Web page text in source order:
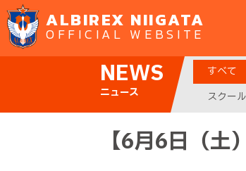
ALBIREX NIIGATA
OFFICIAL WEBSITE
NEWS
ニュース
すべて
スクー
【6月6日（土